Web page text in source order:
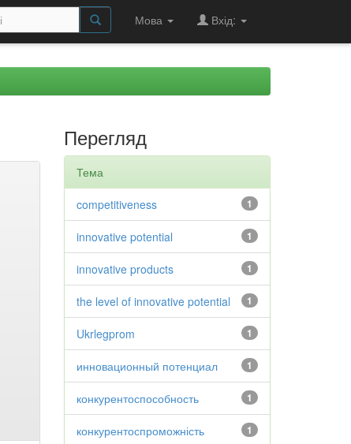
Мова Вхід:
Перегляд
Тема
1
competitiveness
1
innovative potential
1
innovative products
1
the level of innovative potential
1
Ukrlegprom
1
инновационный потенциал
1
конкурентоспособность
1
конкурентоспроможність